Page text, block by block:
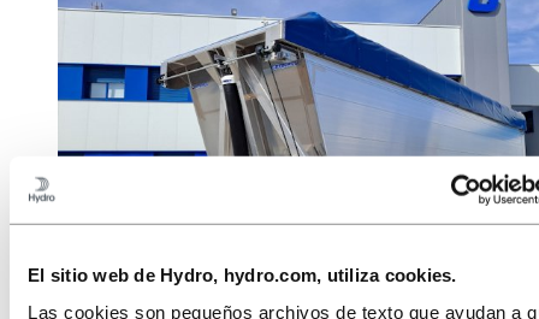
El sitio web de Hydro, hydro.com, utiliza cookies.
Las cookies son pequeños archivos de texto que ayudan a